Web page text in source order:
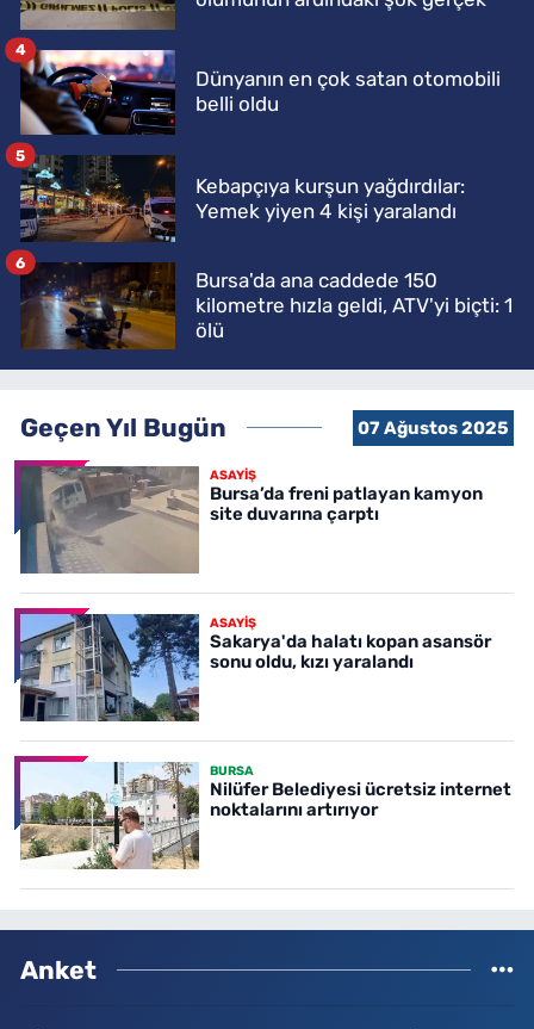
Dünyanın en çok satan otomobili
belli oldu
4
Kebapçıya kurşun yağdırdılar:
Yemek yiyen 4 kişi yaralandı
5
Bursa'da ana caddede 150
kilometre hızla geldi, ATV'yi biçti: 1
ölü
6
Geçen Yıl Bugün 07 Ağustos 2025
ASAYİŞ
Bursa’da freni patlayan kamyon
site duvarına çarptı
ASAYİŞ
Sakarya'da halatı kopan asansör
sonu oldu, kızı yaralandı
BURSA
Nilüfer Belediyesi ücretsiz internet
noktalarını artırıyor
Anket